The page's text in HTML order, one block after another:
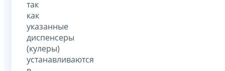
так
как
указанные
диспенсеры
(кулеры)
устанавливаются